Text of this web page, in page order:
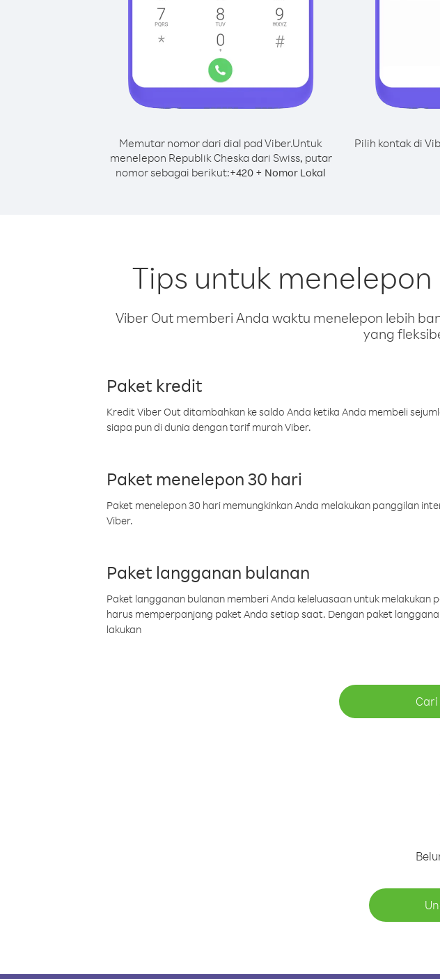
Memutar nomor dari dial pad Viber.Untuk
menelepon Republik Cheska dari Swiss, putar
nomor sebagai berikut:+420 + Nomor Lokal
Pilih kontak di
Tips untuk
Viber Out memberi Anda waktu menelepon lebih
yang
Paket kredit
Kredit Viber Out ditambahkan ke saldo Anda ketika Anda membeli
siapa pun di dunia dengan tarif murah Viber.
Paket menelepon 30 hari
Paket menelepon 30 hari memungkinkan Anda melakukan panggilan
Viber.
Paket langganan bulanan
Paket langganan bulanan memberi Anda keleluasaan untuk
harus memperpanjang paket Anda setiap saat. Dengan paket
lakukan